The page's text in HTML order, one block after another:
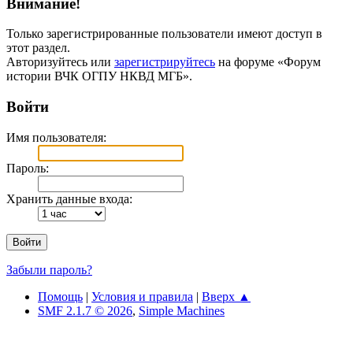
Только зарегистрированные пользователи имеют доступ в
этот раздел.
Авторизуйтесь или зарегистрируйтесь на форуме «Форум
истории ВЧК ОГПУ НКВД МГБ».
Войти
Имя пользователя:
Пароль:
Хранить данные входа:
Забыли пароль?
Помощь | Условия и правила | Вверх ▲
SMF 2.1.7 © 2026, Simple Machines